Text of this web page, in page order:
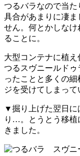
つるバラなので当た
具合があまりに凄ま
せん。何とかしな
ることに。
大型コンテナに植
つるスヴニールドゥ
ったことと多くの
ジを受けてしまって
▼掘り上げた翌日に
り…。とうとう移植
きました。